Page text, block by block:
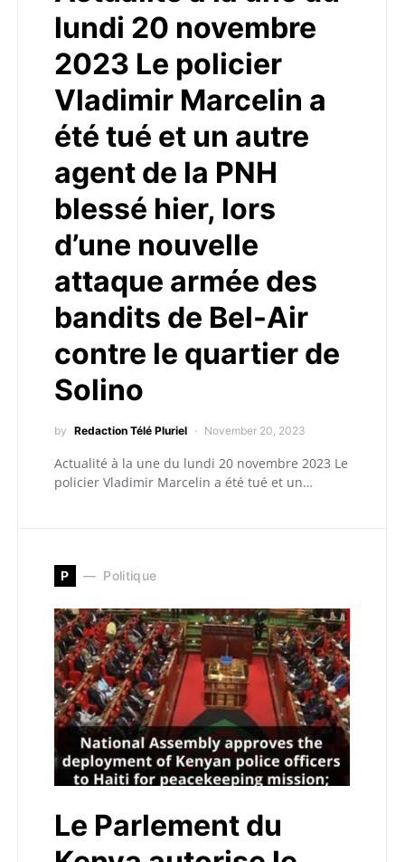
lundi 20 novembre
2023 Le policier
Vladimir Marcelin a
été tué et un autre
agent de la PNH
blessé hier, lors
d’une nouvelle
attaque armée des
bandits de Bel-Air
contre le quartier de
Solino
by Redaction Télé Pluriel November 20, 2023
Actualité à la une du lundi 20 novembre 2023 Le
policier Vladimir Marcelin a été tué et un…
P Politique
Le Parlement du